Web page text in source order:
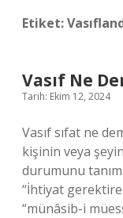
Etiket:
Vasıf Ne
Tarih: Ekim 12, 2024
Vasıf sıfat ne
kişinin veya
durumunu
“İhtiyat
“münâsib-i